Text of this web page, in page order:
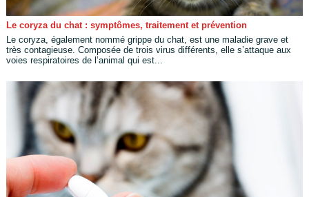
Le coryza du chat : symptômes, traitement et prévention
Le coryza, également nommé grippe du chat, est une maladie grave et
très contagieuse. Composée de trois virus différents, elle s’attaque aux
voies respiratoires de l’animal qui est...